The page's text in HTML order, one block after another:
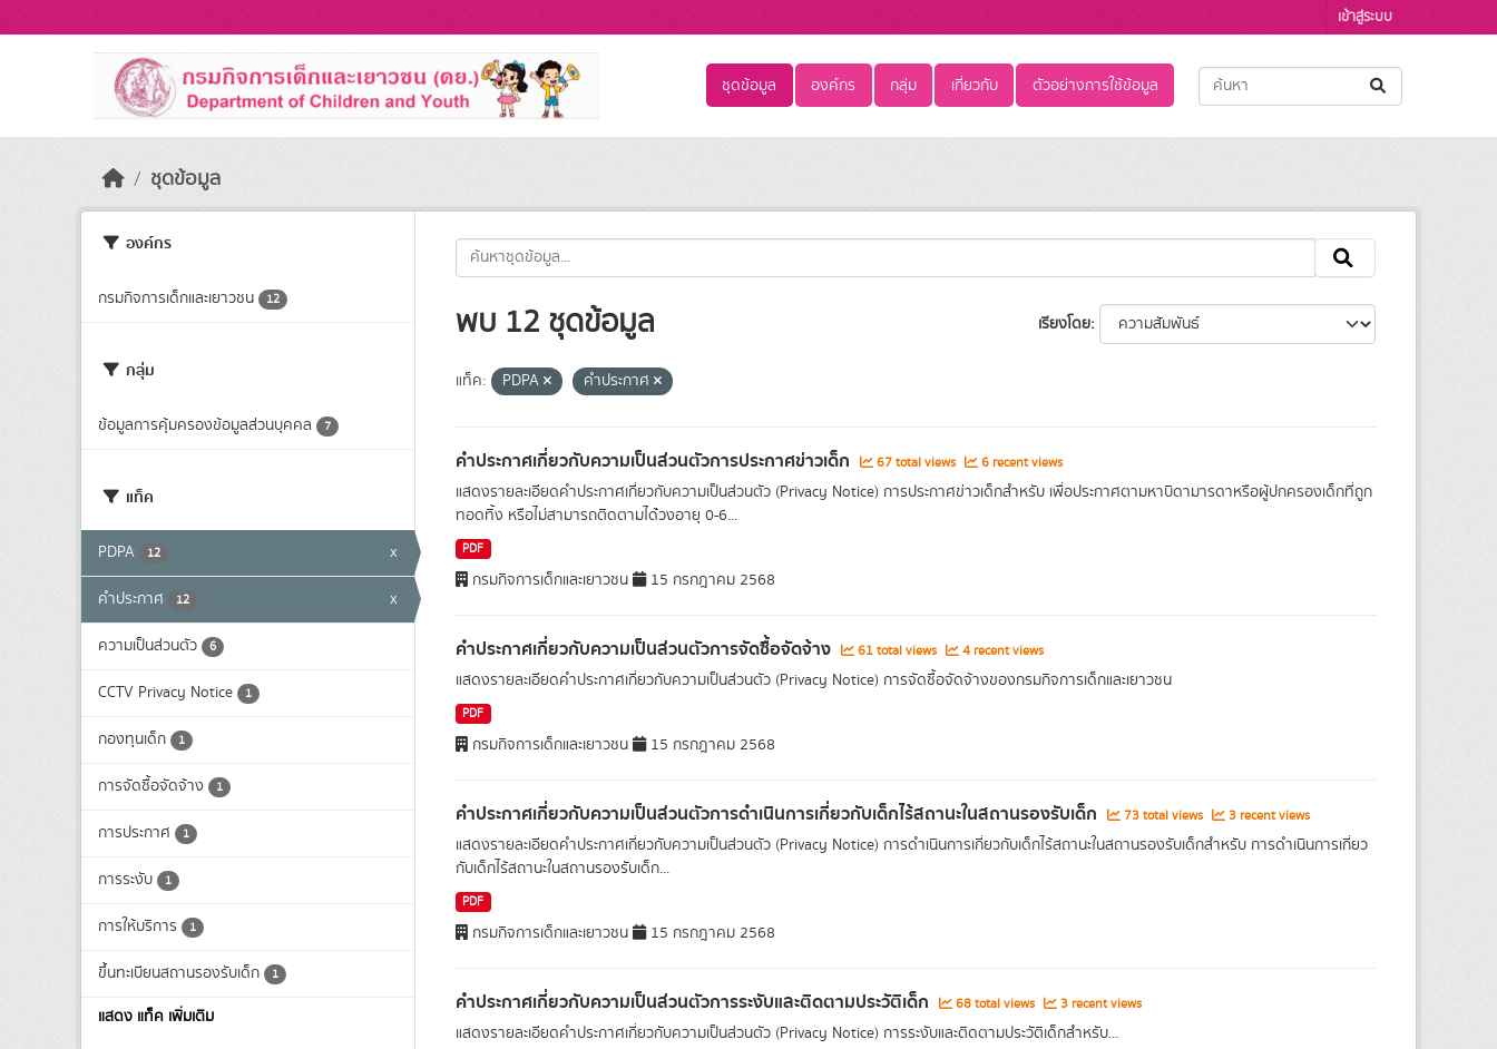
เข้าสู่ระบบ
ชุดข้อมูล องค์กร กลุ่ม เกี่ยวกับ ตัวอย่างการใช้ข้อมูล
ชุดข้อมูล
องค์กร
กรมกิจการเด็กและเยาวชน 12
กลุ่ม
ข้อมูลการคุ้มครองข้อมูลส่วนบุคคล 7
แท็ค
PDPA 12 x
คำประกาศ 12 x
ความเป็นส่วนตัว 6
CCTV Privacy Notice 1
กองทุนเด็ก 1
การจัดซื้อจัดจ้าง 1
การประกาศ 1
การระงับ 1
การให้บริการ 1
ขึ้นทะเบียนสถานรองรับเด็ก 1
แสดง แท็ค เพิ่มเติม
เรียงโดย
พบ 12 ชุดข้อมูล
แท็ค: PDPA คำประกาศ
คำประกาศเกี่ยวกับความเป็นส่วนตัวการประกาศข่าวเด็ก 67 total views 6 recent views
แสดงรายละเอียดคำประกาศเกี่ยวกับความเป็นส่วนตัว (Privacy Notice) การประกาศข่าวเด็กสำหรับ เพื่อประกาศตามหาบิดามารดาหรือผู้ปกครองเด็กที่ถูก
ทอดทิ้ง หรือไม่สามารถติดตามได้่วงอายุ 0-6...
PDF
กรมกิจการเด็กและเยาวชน 15 กรกฎาคม 2568
คำประกาศเกี่ยวกับความเป็นส่วนตัวการจัดซื้อจัดจ้าง 61 total views 4 recent views
แสดงรายละเอียดคำประกาศเกี่ยวกับความเป็นส่วนตัว (Privacy Notice) การจัดซื้อจัดจ้างของกรมกิจการเด็กและเยาวชน
PDF
กรมกิจการเด็กและเยาวชน 15 กรกฎาคม 2568
คำประกาศเกี่ยวกับความเป็นส่วนตัวการดำเนินการเกี่ยวกับเด็กไร้สถานะในสถานรองรับเด็ก 73 total views 3 recent views
แสดงรายละเอียดคำประกาศเกี่ยวกับความเป็นส่วนตัว (Privacy Notice) การดำเนินการเกี่ยวกับเด็กไร้สถานะในสถานรองรับเด็กสำหรับ การดำเนินการเกี่ยว
กับเด็กไร้สถานะในสถานรองรับเด็ก...
PDF
กรมกิจการเด็กและเยาวชน 15 กรกฎาคม 2568
คำประกาศเกี่ยวกับความเป็นส่วนตัวการระงับและติดตามประวัติเด็ก 68 total views 3 recent views
แสดงรายละเอียดคำประกาศเกี่ยวกับความเป็นส่วนตัว (Privacy Notice) การระงับและติดตามประวัติเด็กสำหรับ...